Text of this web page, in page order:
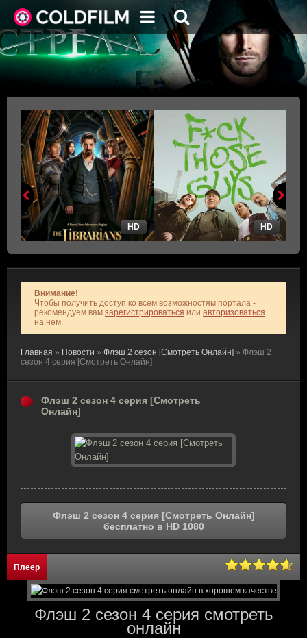
HD HD
Внимание!
Чтобы получить доступ ко всем возможностям портала -
рекомендуем вам зарегистрироваться или авторизоваться
на нем.
Главная » Новости » Флэш 2 сезон [Смотреть Онлайн] » Флэш 2
сезон 4 серия [Смотреть Онлайн]
Флэш 2 сезон 4 серия [Смотреть
Онлайн]
Флэш 2 сезон 4 серия [Смотреть Онлайн]
бесплатно в HD 1080
Плеер
Флэш 2 сезон 4 серия смотреть
онлайн